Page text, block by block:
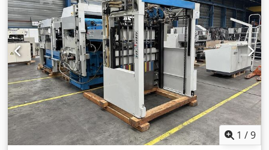
1 /9